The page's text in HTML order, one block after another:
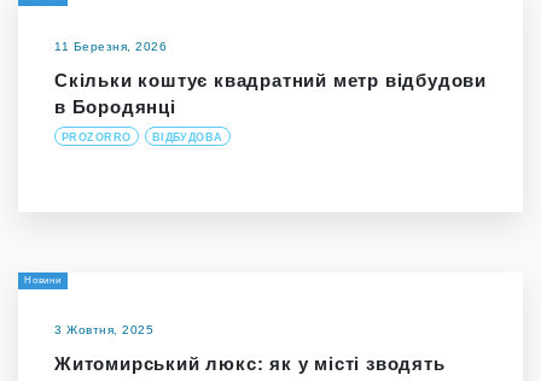
11 Березня, 2026
Скільки коштує квадратний метр відбудови
в Бородянці
PROZORRO ВІДБУДОВА
Новини
3 Жовтня, 2025
Житомирський люкс: як у місті зводять